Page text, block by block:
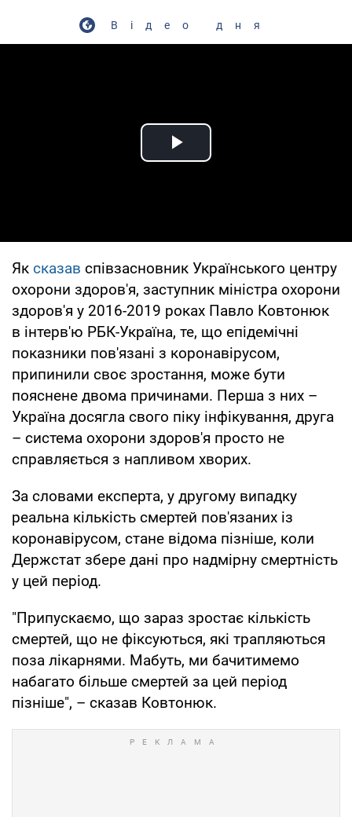
Відео дня
Play Video
Як сказав співзасновник Українського центру
охорони здоров'я, заступник міністра охорони
здоров'я у 2016-2019 роках Павло Ковтонюк
в інтерв'ю РБК-Україна, те, що епідемічні
показники пов'язані з коронавірусом,
припинили своє зростання, може бути
пояснене двома причинами. Перша з них –
Україна досягла свого піку інфікування, друга
– система охорони здоров'я просто не
справляється з напливом хворих.
За словами експерта, у другому випадку
реальна кількість смертей пов'язаних із
коронавірусом, стане відома пізніше, коли
Держстат збере дані про надмірну смертність
у цей період.
"Припускаємо, що зараз зростає кількість
смертей, що не фіксуються, які трапляються
поза лікарнями. Мабуть, ми бачитимемо
набагато більше смертей за цей період
пізніше", – сказав Ковтонюк.